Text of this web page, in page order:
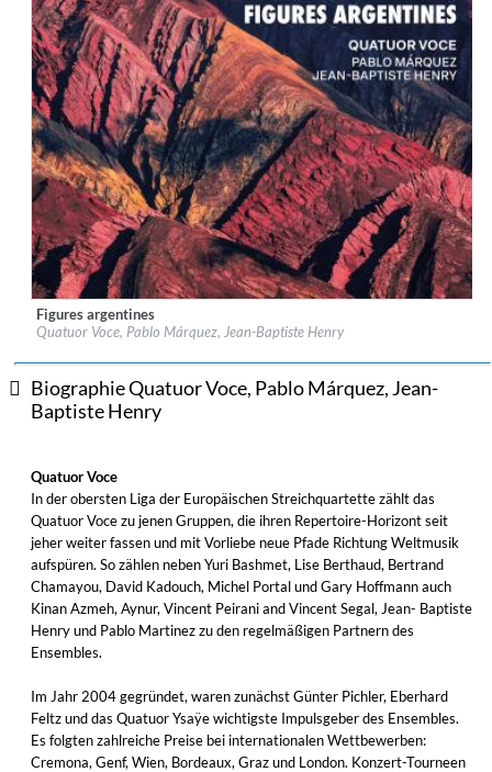
Label: Alpha Classics
Genre:Classical
Figures argentines
Quatuor Voce, Pablo Márquez, Jean-Baptiste Henry
Biographie Quatuor Voce, Pablo Márquez, Jean-
Baptiste Henry
Quatuor Voce
In der obersten Liga der Europäischen Streichquartette zählt das
Quatuor Voce zu jenen Gruppen, die ihren Repertoire-Horizont seit
jeher weiter fassen und mit Vorliebe neue Pfade Richtung Weltmusik
aufspüren. So zählen neben Yuri Bashmet, Lise Berthaud, Bertrand
Chamayou, David Kadouch, Michel Portal und Gary Hoffmann auch
Kinan Azmeh, Aynur, Vincent Peirani and Vincent Segal, Jean- Baptiste
Henry und Pablo Martinez zu den regelmäßigen Partnern des
Ensembles.
Im Jahr 2004 gegründet, waren zunächst Günter Pichler, Eberhard
Feltz und das Quatuor Ysaÿe wichtigste Impulsgeber des Ensembles.
Es folgten zahlreiche Preise bei internationalen Wettbewerben:
Cremona, Genf, Wien, Bordeaux, Graz und London. Konzert-Tourneen